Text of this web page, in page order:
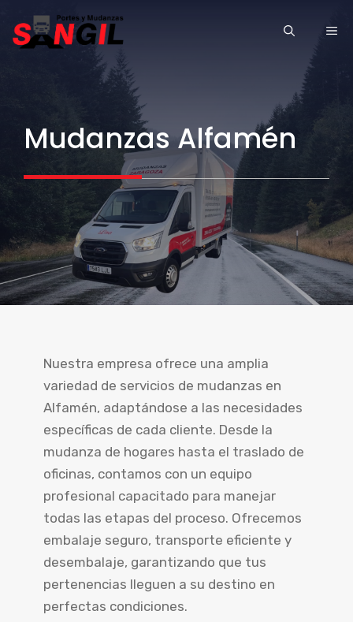
Mudanzas Alfamén
Nuestra empresa ofrece una amplia
variedad de servicios de mudanzas en
Alfamén, adaptándose a las necesidades
específicas de cada cliente. Desde la
mudanza de hogares hasta el traslado de
oficinas, contamos con un equipo
profesional capacitado para manejar
todas las etapas del proceso. Ofrecemos
embalaje seguro, transporte eficiente y
desembalaje, garantizando que tus
pertenencias lleguen a su destino en
perfectas condiciones.